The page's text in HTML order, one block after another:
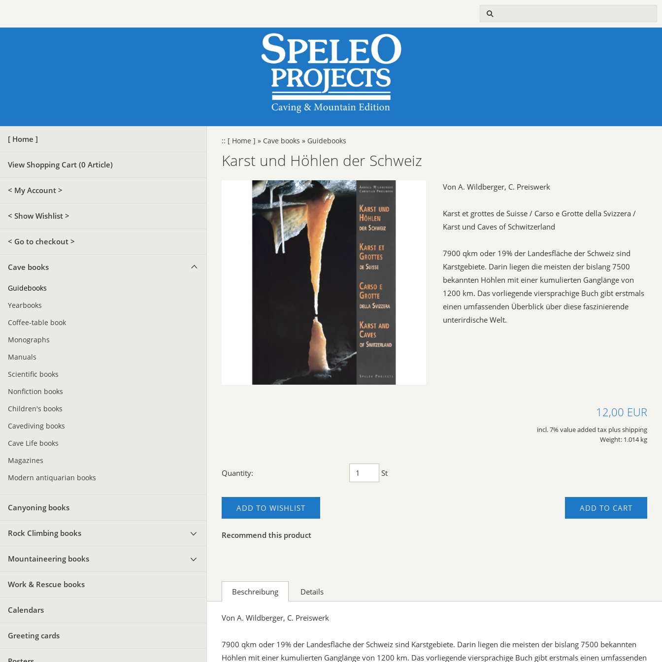
[ Home ]
View Shopping Cart (0 Article)
< My Account >
< Show Wishlist >
< Go to checkout >
Cave books
Guidebooks
Yearbooks
Coffee-table book
Monographs
Manuals
Scientific books
Nonfiction books
Children's books
Cavediving books
Cave Life books
Magazines
Modern antiquarian books
Canyoning books
Rock Climbing books
Mountaineering books
Work & Rescue books
Calendars
Greeting cards
:: [ Home ] » Cave books » Guidebooks
Karst und Höhlen der Schweiz
Von A. Wildberger, C. Preiswerk
Karst et grottes de Suisse / Carso e Grotte della Svizzera /
Karst und Caves of Schwitzerland
7900 qkm oder 19% der Landesfläche der Schweiz sind
Karstgebiete. Darin liegen die meisten der bislang 7500
bekannten Höhlen mit einer kumulierten Ganglänge von
1200 km. Das vorliegende viersprachige Buch gibt erstmals
einen umfassenden Überblick über diese faszinierende
unterirdische Welt.
12,00 EUR
incl. 7% value added tax plus shipping
Weight: 1.014 kg
Quantity: St
ADD TO CART
ADD TO WISHLIST
Recommend this product
Beschreibung Details
Von A. Wildberger, C. Preiswerk
7900 qkm oder 19% der Landesfläche der Schweiz sind Karstgebiete. Darin liegen die meisten der bislang 7500 bekannten
Höhlen mit einer kumulierten Ganglänge von 1200 km. Das vorliegende viersprachige Buch gibt erstmals einen umfassenden